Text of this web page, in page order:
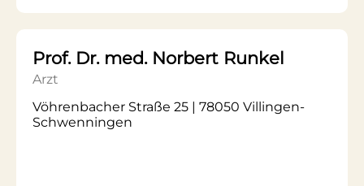
Prof. Dr. med. Norbert Runkel
Arzt
Vöhrenbacher Straße 25 | 78050 Villingen-
Schwenningen